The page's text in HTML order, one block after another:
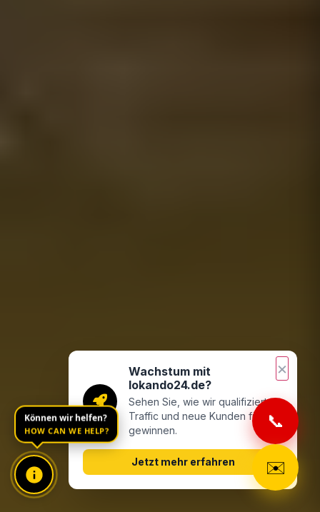
×
Wachstum mit
lokando24.de?
Sehen Sie, wie wir qualifizierten
Traffic und neue Kunden für Sie
gewinnen.
Jetzt mehr erfahren
Können wir helfen?
HOW CAN WE HELP? 📞
✉️